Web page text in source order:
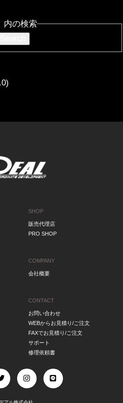
内の検索
SHOP
販売代理店
PRO SHOP
COMPANY
会社概要
CONTACT
お問い合わせ
WEBからお見積り/ご注文
FAXでお見積り/ご注文
サポート
修理依頼書